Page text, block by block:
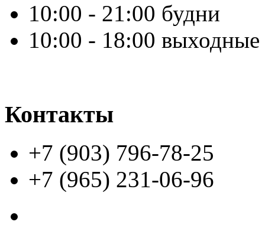
10:00 - 21:00 будни
10:00 - 18:00 выходные
Контакты
+7 (903) 796-78-25
+7 (965) 231-06-96